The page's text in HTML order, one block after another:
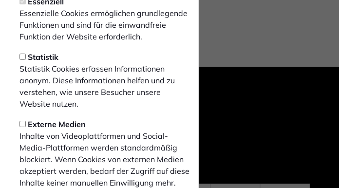
Essenzielle Cookies ermöglichen grundlegende
Funktionen und sind für die einwandfreie
Funktion der Website erforderlich.
Statistik
Statistik Cookies erfassen Informationen
anonym. Diese Informationen helfen und zu
verstehen, wie unsere Besucher unsere
Website nutzen.
Externe Medien
Inhalte von Videoplattformen und Social-
Media-Plattformen werden standardmäßig
blockiert. Wenn Cookies von externen Medien
akzeptiert werden, bedarf der Zugriff auf diese
Inhalte keiner manuellen Einwilligung mehr.